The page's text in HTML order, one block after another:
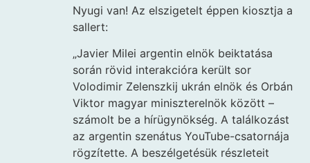
Nyugi van! Az elszigetelt éppen kiosztja a
sallert:
„Javier Milei argentin elnök beiktatása
során rövid interakcióra került sor
Volodimir Zelenszkij ukrán elnök és Orbán
Viktor magyar miniszterelnök között –
számolt be a hírügynökség. A találkozást
az argentin szenátus YouTube-csatornája
rögzítette. A beszélgetésük részleteit